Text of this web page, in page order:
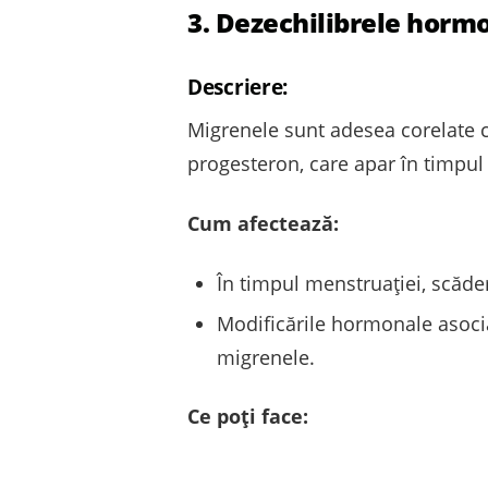
3. Dezechilibrele
Descriere:
Migrenele sunt adesea
progesteron, care apar în
Cum afectează:
În timpul menstruației,
Modificările hormonale
migrenele.
Ce poți face: